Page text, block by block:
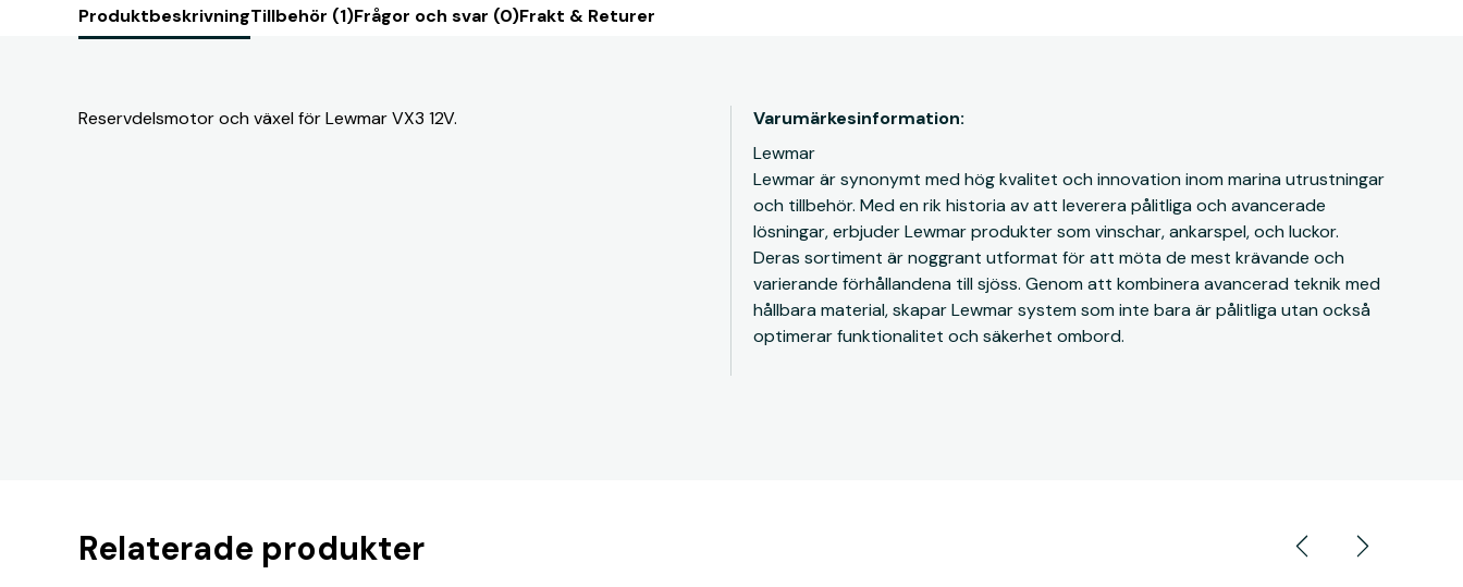
ProduktbeskrivningTillbehör (1)Frågor och svar (0)Frakt & Returer
Reservdelsmotor och växel för Lewmar VX3 12V.
Varumärkesinformation:
Lewmar
Lewmar är synonymt med hög kvalitet och innovation inom marina utrustningar
och tillbehör. Med en rik historia av att leverera pålitliga och avancerade
lösningar, erbjuder Lewmar produkter som vinschar, ankarspel, och luckor.
Deras sortiment är noggrant utformat för att möta de mest krävande och
varierande förhållandena till sjöss. Genom att kombinera avancerad teknik med
hållbara material, skapar Lewmar system som inte bara är pålitliga utan också
optimerar funktionalitet och säkerhet ombord.
Relaterade produkter